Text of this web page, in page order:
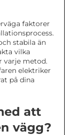
faktorer
stabila än
vilka
varje metod.
elektriker
på dina
att
vägg?